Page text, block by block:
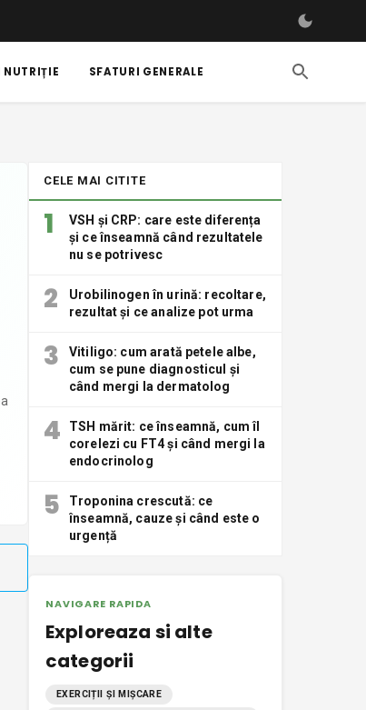
NUTRIȚIE SFATURI GENERALE
CELE MAI CITITE
1
VSH și CRP: care este diferența
și ce înseamnă când rezultatele
nu se potrivesc
2
Urobilinogen în urină: recoltare,
rezultat și ce analize pot urma
3
Vitiligo: cum arată petele albe,
cum se pune diagnosticul și
când mergi la dermatolog
4
TSH mărit: ce înseamnă, cum îl
corelezi cu FT4 și când mergi la
endocrinolog
5
Troponina crescută: ce
înseamnă, cauze și când este o
urgență
NAVIGARE RAPIDA
Exploreaza si alte
categorii
EXERCIȚII ȘI MIȘCARE